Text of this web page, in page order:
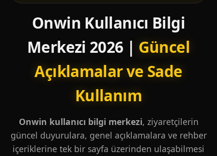
Onwin Kullanıcı Bilgi
Merkezi 2026 | Güncel
Açıklamalar ve Sade
Kullanım
Onwin kullanıcı bilgi merkezi, ziyaretçilerin
güncel duyurulara, genel açıklamalara ve rehber
içeriklerine tek bir sayfa üzerinden ulaşabilmesi